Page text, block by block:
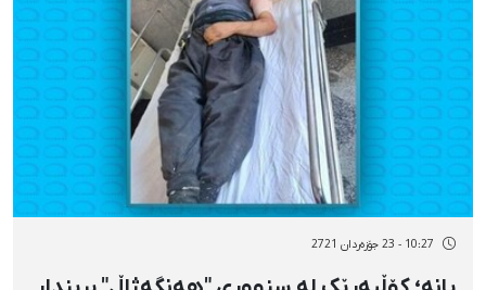
10:27 - 23 جۆزەردان 2721